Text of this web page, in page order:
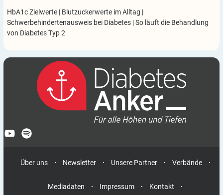
HbA1c Zielwerte | Blutzuckerwerte im Alltag |
Schwerbehindertenausweis bei Diabetes |So läuft die Behandlung
von Diabetes Typ 2
Über uns Newsletter Unsere Partner Verbände
Mediadaten Impressum Kontakt